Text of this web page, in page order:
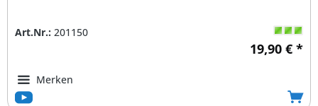
Art.Nr.: 201150
19,90 € *
Merken